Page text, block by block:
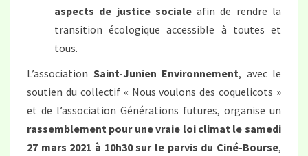
aspects de justice socialeafin de rendre la
transition écologique accessible à toutes et
tous.
L’association Saint-Junien Environnement, avec le
soutien du collectif « Nous voulons des coquelicots »
et de l’association Générations futures, organise un
rassemblement pour une vraie loi climat le samedi
27 mars 2021 à 10h30 sur le parvis du Ciné-Bourse,